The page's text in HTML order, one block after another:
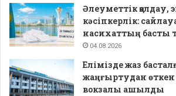
Әлеуметтік қолдау,
кәсіпкерлік:
насихаттың басты
04.08.2026
Елімізде жаз
жаңғыртудан өткен
вокзалы ашылды